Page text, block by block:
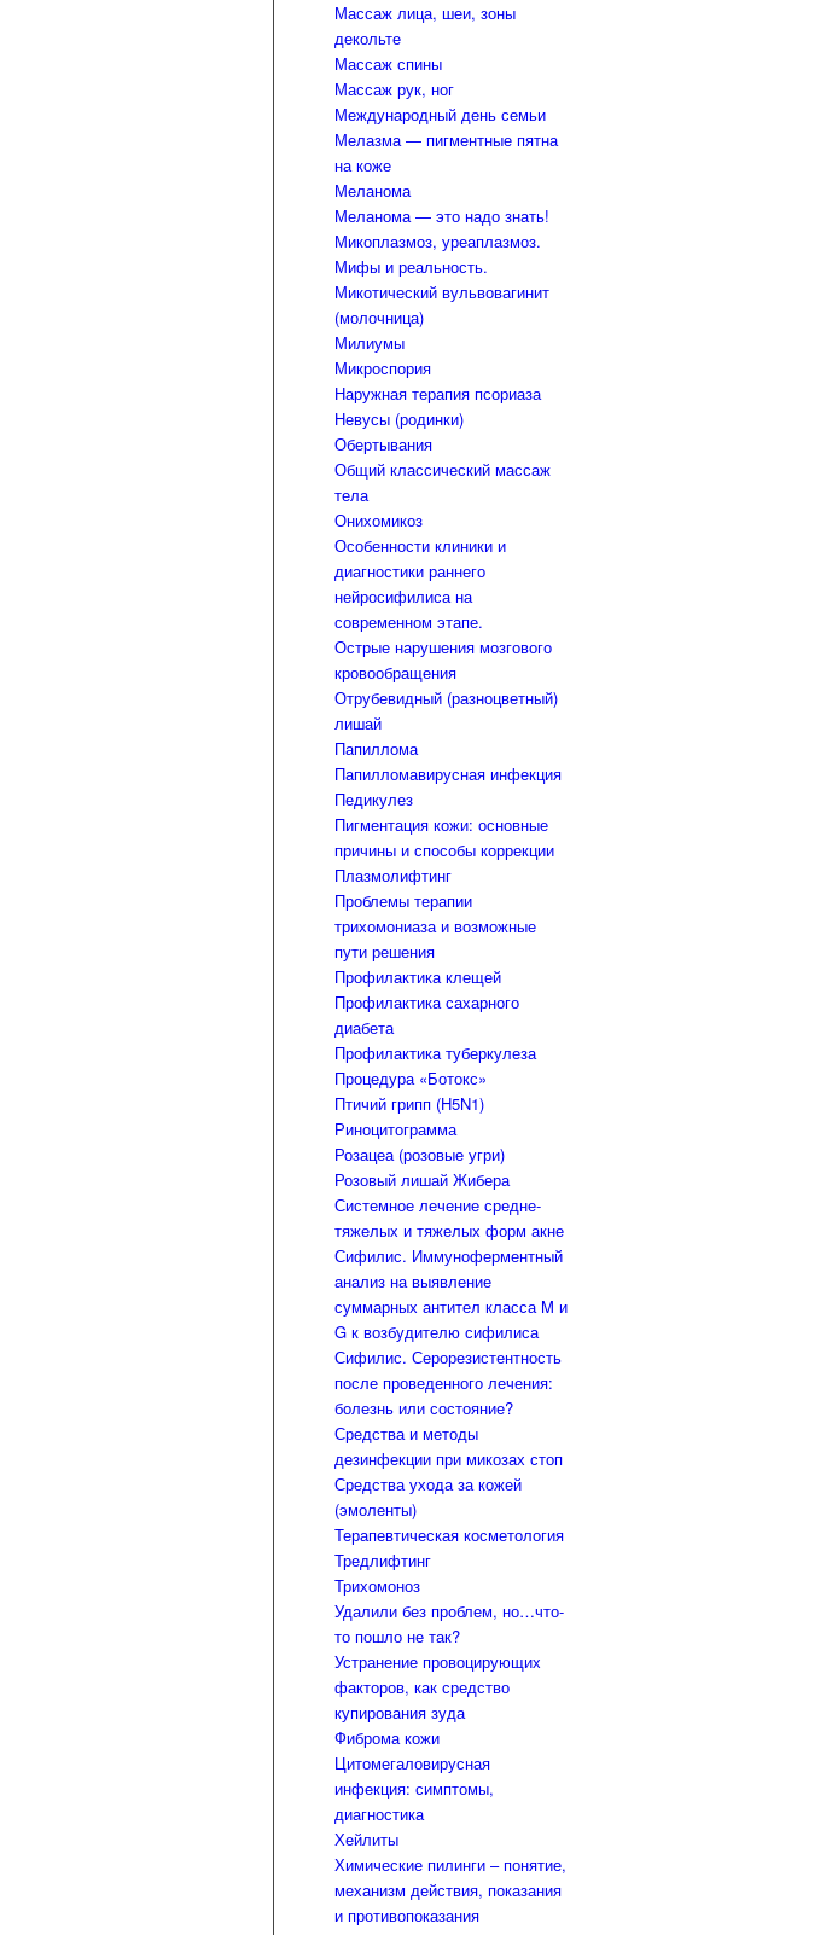
Массаж лица, шеи, зоны
декольте
Массаж спины
Массаж рук, ног
Международный день семьи
Мелазма — пигментные пятна
на коже
Меланома
Меланома — это надо знать!
Микоплазмоз, уреаплазмоз.
Мифы и реальность.
Микотический вульвовагинит
(молочница)
Милиумы
Микроспория
Наружная терапия псориаза
Невусы (родинки)
Обертывания
Общий классический массаж
тела
Онихомикоз
Особенности клиники и
диагностики раннего
нейросифилиса на
современном этапе.
Острые нарушения мозгового
кровообращения
Отрубевидный (разноцветный)
лишай
Папиллома
Папилломавирусная инфекция
Педикулез
Пигментация кожи: основные
причины и способы коррекции
Плазмолифтинг
Проблемы терапии
трихомониаза и возможные
пути решения
Профилактика клещей
Профилактика сахарного
диабета
Профилактика туберкулеза
Процедура «Ботокс»
Птичий грипп (H5N1)
Риноцитограмма
Розацеа (розовые угри)
Розовый лишай Жибера
Системное лечение средне-
тяжелых и тяжелых форм акне
Сифилис. Иммуноферментный
анализ на выявление
суммарных антител класса M и
G к возбудителю сифилиса
Сифилис. Серорезистентность
после проведенного лечения:
болезнь или состояние?
Средства и методы
дезинфекции при микозах стоп
Средства ухода за кожей
(эмоленты)
Терапевтическая косметология
Тредлифтинг
Трихомоноз
Удалили без проблем, но…что-
то пошло не так?
Устранение провоцирующих
факторов, как средство
купирования зуда
Фиброма кожи
Цитомегаловирусная
инфекция: симптомы,
диагностика
Хейлиты
Химические пилинги – понятие,
механизм действия, показания
и противопоказания